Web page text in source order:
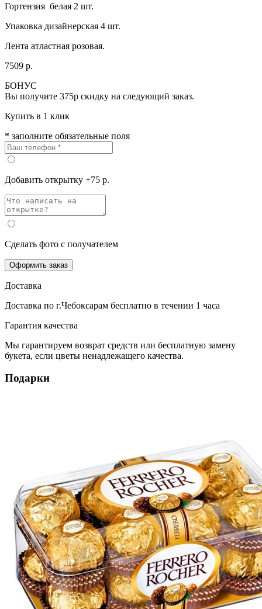
Гортензия белая 2 шт.
Упаковка дизайнерская 4 шт.
Лента атластная розовая.
7509 р.
БОНУС
Вы получите 375р скидку на следующий заказ.
Купить в 1 клик
* заполните обязательные поля
Добавить открытку +75 р.
Сделать фото с получателем
Оформить заказ
Доставка
Доставка по г.Чебоксарам бесплатно в течении 1 часа
Гарантия качества
Мы гарантируем возврат средств или бесплатную замену
букета, если цветы ненадлежащего качества.
Подарки